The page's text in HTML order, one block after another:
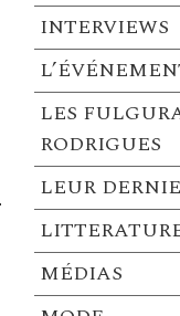
INTERVIEWS
LES
RODRIGUES
LEUR
MÉDIAS